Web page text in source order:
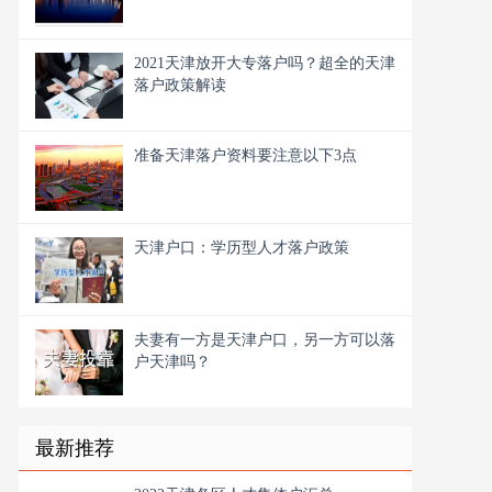
2021天津放开大专落户吗？超全的天津
落户政策解读
准备天津落户资料要注意以下3点
天津户口：学历型人才落户政策
夫妻有一方是天津户口，另一方可以落
户天津吗？
最新推荐